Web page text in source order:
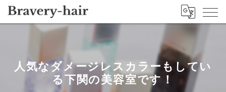
人気なダメージレスカラーもしてい
る下関の美容室です！